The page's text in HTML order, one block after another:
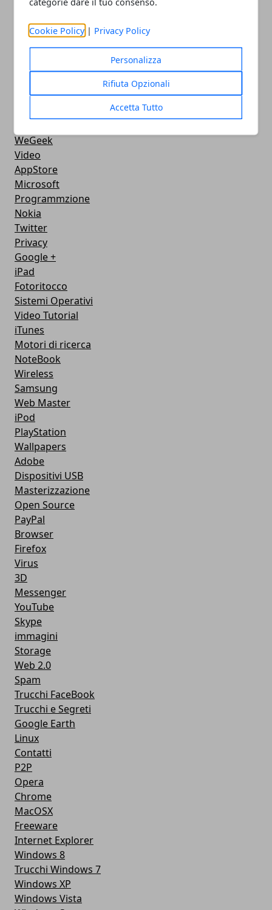
Cookie Policy | Privacy Policy
Personalizza
Rifiuta Opzionali
Accetta Tutto
FaceBook
Google Maps
Console
Hardware
Cellulari
Chat
WeGeek
Video
AppStore
Microsoft
Programmzione
Nokia
Twitter
Privacy
Google +
iPad
Fotoritocco
Sistemi Operativi
Video Tutorial
iTunes
Motori di ricerca
NoteBook
Wireless
Samsung
Web Master
iPod
PlayStation
Wallpapers
Adobe
Dispositivi USB
Masterizzazione
Open Source
PayPal
Browser
Firefox
Virus
3D
Messenger
YouTube
Skype
immagini
Storage
Web 2.0
Spam
Trucchi FaceBook
Trucchi e Segreti
Google Earth
Linux
Contatti
P2P
Opera
Chrome
MacOSX
Freeware
Internet Explorer
Windows 8
Trucchi Windows 7
Windows XP
Windows Vista